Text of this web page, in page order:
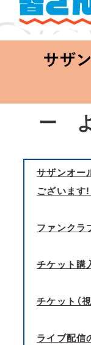
サザンオールス
「Keep Smilin’
2020.06.25 Thu
ー
サザンオー
ございます
ファンクラ
チケット購
チケット（
ライブ配信